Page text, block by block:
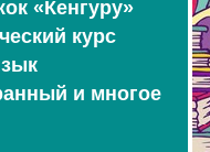
«Кенгуру»
курс
и многое